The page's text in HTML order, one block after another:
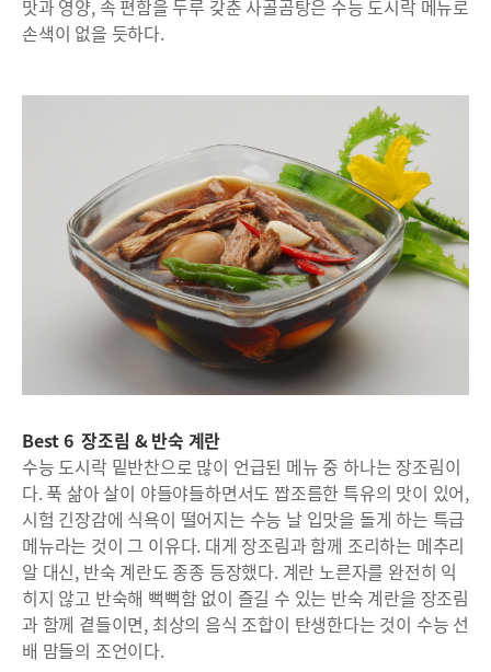
맛과 영양, 속 편함을 두루 갖춘 사골곰탕은 수능 도시락 메뉴로
손색이 없을 듯하다.
Best 6 장조림 & 반숙 계란
수능 도시락 밑반찬으로 많이 언급된 메뉴 중 하나는 장조림이
다. 푹 삶아 살이 야들야들하면서도 짭조름한 특유의 맛이 있어,
시험 긴장감에 식욕이 떨어지는 수능 날 입맛을 돌게 하는 특급
메뉴라는 것이 그 이유다. 대게 장조림과 함께 조리하는 메추리
알 대신, 반숙 계란도 종종 등장했다. 계란 노른자를 완전히 익
히지 않고 반숙해 뻑뻑함 없이 즐길 수 있는 반숙 계란을 장조림
과 함께 곁들이면, 최상의 음식 조합이 탄생한다는 것이 수능 선
배 맘들의 조언이다.